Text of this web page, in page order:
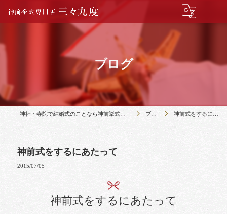
ブログ
神社・寺院で結婚式のことなら神前挙式専門店三々九度 ブログ 神前式をするにあたって
神前式をするにあたって
2015/07/05
神前式をするにあたって